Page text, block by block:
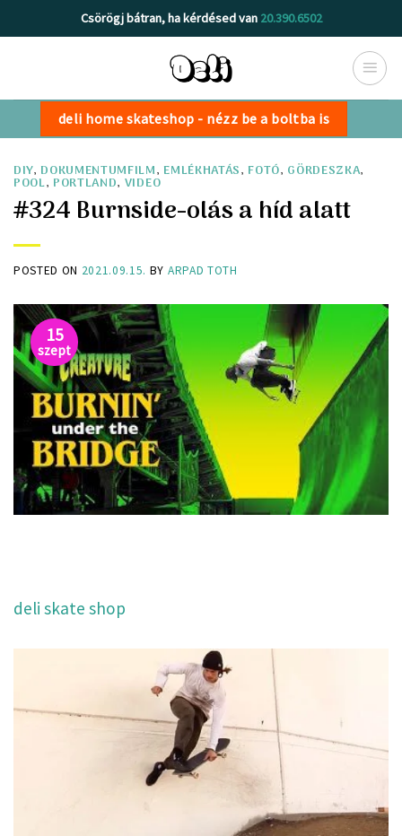
to
Csörögj bátran, ha kérdésed van 20.390.6502
deli home skateshop - nézz be a boltba is
DIY, DOKUMENTUMFILM, EMLÉKHATÁS, FOTÓ, GÖRDESZKA,
POOL, PORTLAND, VIDEO
#324 Burnside-olás a híd alatt
POSTED ON 2021.09.15. BY ARPAD TOTH
15
szept
deli skate shop